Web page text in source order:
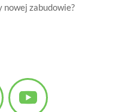
nowej zabudowie?